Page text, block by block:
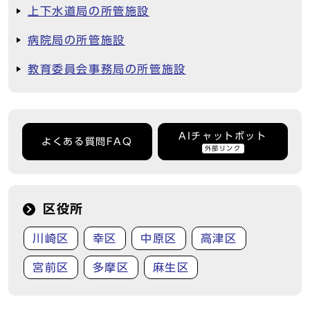
上下水道局の所管施設
病院局の所管施設
教育委員会事務局の所管施設
よくある質問FAQ
AIチャットボット
外部リンク
区役所
川崎区 幸区 中原区 高津区
宮前区 多摩区 麻生区